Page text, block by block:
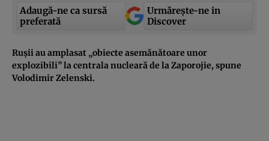
Adaugă-ne ca sursă
preferată
Urmărește-ne in
Discover
Rușii au amplasat „obiecte asemănătoare unor
explozibili” la centrala nucleară de la Zaporojie, spune
Volodimir Zelenski.